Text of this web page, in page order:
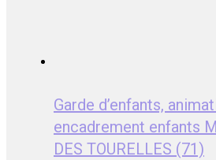
Garde d’enfants,
encadrement enfants
DES TOURELLES (71)